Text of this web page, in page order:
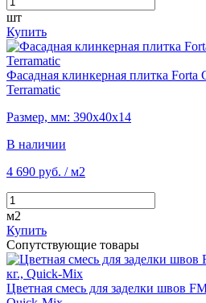
шт
Купить
Фасадная клинкерная плитка Forta
Terramatic
Размер, мм: 390х40х14
В наличии
4 690 руб. / м2
м2
Купить
Сопутствующие товары
Цветная смесь для заделки швов